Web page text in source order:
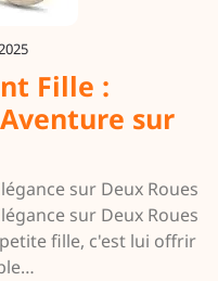
Fille :
sur
sur Deux Roues
sur Deux Roues
fille, c'est lui offrir